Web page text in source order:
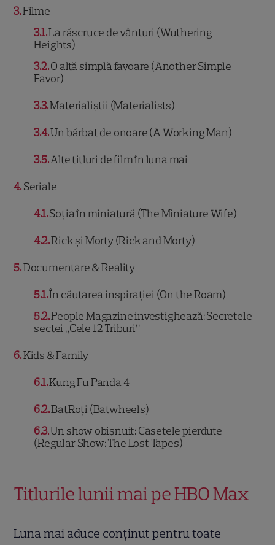
3 Filme
3.1La răscruce de vânturi (Wuthering
Heights)
3.2O altă simplă favoare (Another Simple
Favor)
3.3Materialiștii (Materialists)
3.4Un bărbat de onoare (A Working Man)
3.5Alte titluri de film în luna mai
4 Seriale
4.1Soția în miniatură (The Miniature Wife)
4.2Rick și Morty (Rick and Morty)
5 Documentare & Reality
5.1În căutarea inspirației (On the Roam)
5.2People Magazine investighează: Secretele
sectei „Cele 12 Triburi”
6 Kids & Family
6.1Kung Fu Panda 4
6.2BatRoți (Batwheels)
6.3Un show obișnuit: Casetele pierdute
(Regular Show: The Lost Tapes)
Titlurile lunii mai pe HBO Max
Luna mai aduce conținut pentru toate